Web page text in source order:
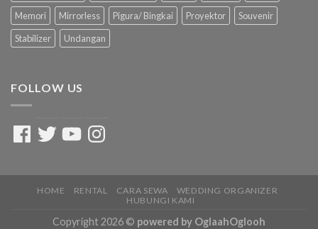
Memori
Mirrorless Pigura/ Bingkai Proyektor
Souvenir
Stabilizer
Undangan
FOLLOW US
FacebookTwitterYouTubeInstagram
HOME RENTAL CARA SEWA
WEDDING ORGANIZER
HUBUNGI KAMI
Copyright 2026 © powered by OglaahOglooh